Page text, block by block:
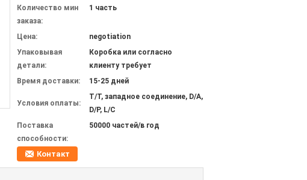
Количество мин
заказа:
1 часть
Цена:
negotiation
Упаковывая
детали:
Коробка или согласно
клиенту требует
Время доставки:
15-25 дней
Условия оплаты:
T/T, западное соединение, D/A,
D/P, L/C
Поставка
способности:
50000 частей/в год
Контакт